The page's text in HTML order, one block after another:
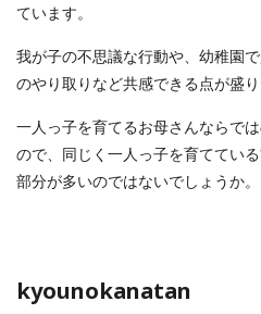
ています。
我が子の不思議な行動や、幼稚園
のやり取りなど共感できる点が盛り
一人っ子を育てるお母さんならで
ので、同じく一人っ子を育ててい
部分が多いのではないでしょうか。
kyounokanatan